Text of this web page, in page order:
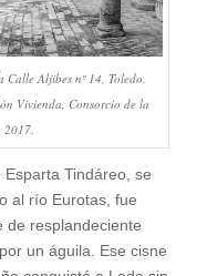
Aljibes nº 14, Toledo.
Vivienda, Consorcio de la
2017.
Tindáreo, se
al río Eurotas, fue
de resplandeciente
un águila. Ese cisne